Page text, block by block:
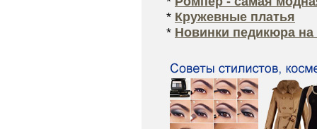
* Кружевные платья
* Новинки педикюра